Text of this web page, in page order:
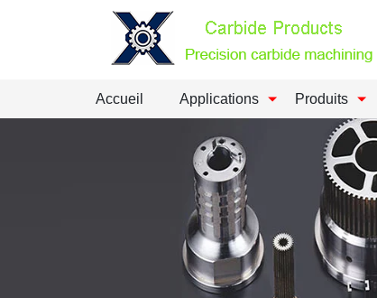
Accueil Applications Produits